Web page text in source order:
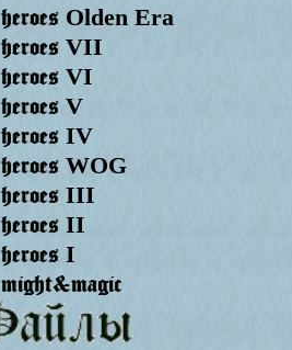
heroes Olden Era
heroes VII
heroes VI
heroes V
heroes IV
heroes WOG
heroes III
heroes II
heroes I
might&magic